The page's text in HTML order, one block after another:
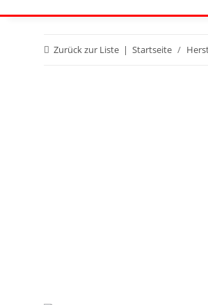
Zurück zur Liste Startseite